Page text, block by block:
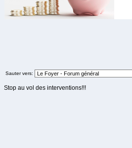
Sauter vers:
Stop au vol des interventions!!!